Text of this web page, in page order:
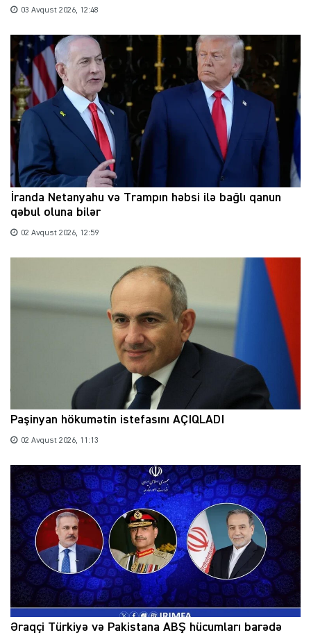
03 Avqust 2026, 12:48
İranda Netanyahu və Trampın həbsi ilə bağlı qanun
qəbul oluna bilər
02 Avqust 2026, 12:59
Paşinyan hökumətin istefasını AÇIQLADI
02 Avqust 2026, 11:13
Əraqçi Türkiyə və Pakistana ABŞ hücumları barədə